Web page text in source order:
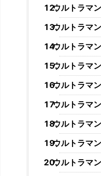
ウルトラマ
ウルトラマ
ウルトラマ
ウルトラマ
ウルトラマ
ウルトラマ
ウルトラマ
ウルトラマ
ウルトラマ